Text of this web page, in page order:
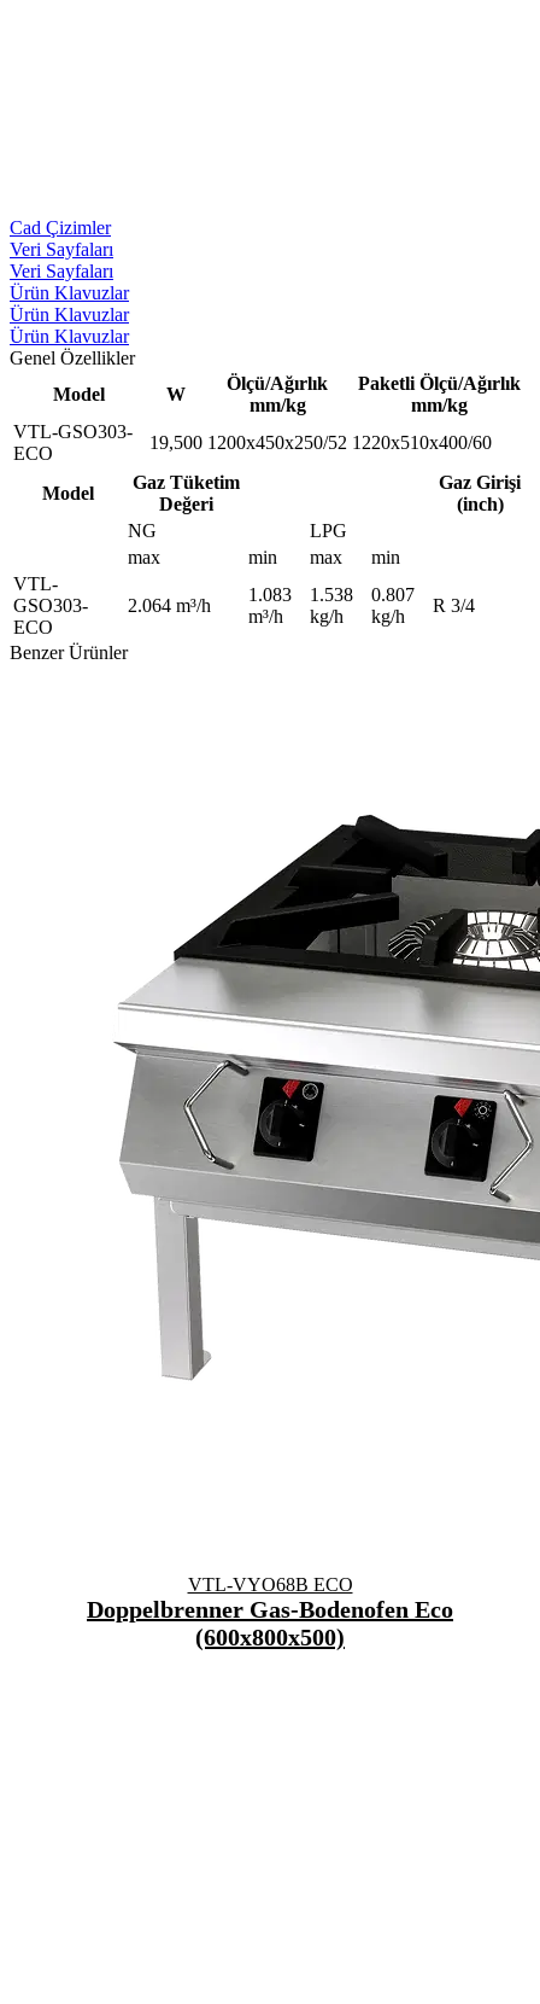
Cad Çizimler
Veri Sayfaları
Veri Sayfaları
Ürün Klavuzlar
Ürün Klavuzlar
Ürün Klavuzlar
Genel Özellikler
Model
W
Ölçü/Ağırlık
mm/kg
Paketli Ölçü/Ağırlık
mm/kg
VTL-GSO303-
ECO
19,500 1200x450x250/52 1220x510x400/60
Model
Gaz Tüketim
Değeri
Gaz Girişi
(inch)
NG
LPG
max
min max
min
VTL-
GSO303-
ECO
2.064 m³/h
1.083
m³/h
1.538
kg/h
0.807
kg/h
R 3/4
Benzer Ürünler
VTL-VYO68B ECO
Doppelbrenner Gas-Bodenofen Eco
(600x800x500)